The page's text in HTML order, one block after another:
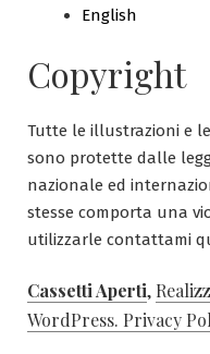
English
Copyright
Tutte le illustrazioni e
sono protette dalle
nazionale ed
stesse comporta una
utilizzarle contattami
Cassetti Aperti,
WordPress. Privacy